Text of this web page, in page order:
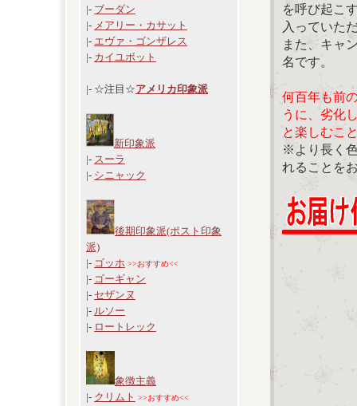
|- ブーダン
|- メアリー・カサット
|- エヴァ・ゴンザレス
|- カイユボット
|- ☆注目☆アメリカ印象派
新印象派
|- スーラ
|- シニャック
後期印象派(ポスト印象
派)
|- ゴッホ >>おすすめ<<
|- ゴーギャン
|- セザンヌ
|- ルソー
|- ロートレック
象徴主義
|- クリムト >>おすすめ<<
を呼び起こ
入っていた
また、キャ
名です。
何百年も前
うに、劣化
と楽しむこ
※より長く
れることを